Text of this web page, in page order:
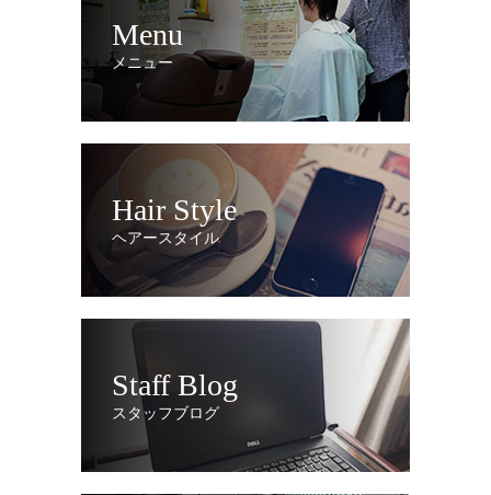
Menu
メニュー
Hair Style
ヘアースタイル
Staff Blog
スタッフブログ